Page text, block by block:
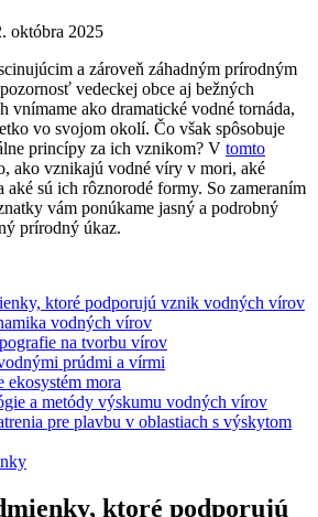
októbra 2025
a zároveň záhadným prírodným
vedeckej obce aj bežných
vnímame ako dramatické vodné tornáda,
vo svojom okolí. Čo však spôsobuje
princípy za ich vznikom? V tomto
ako vznikajú vodné víry v mori, aké
sú ich rôznorodé formy. So zameraním
vám ponúkame jasný a podrobný
prírodný úkaz.
ktoré podporujú vznik vodných vírov
vodných vírov
na tvorbu vírov
prúdmi a vírmi
mora
a metódy výskumu vodných vírov
pre plavbu v oblastiach s výskytom
ktoré podporujú